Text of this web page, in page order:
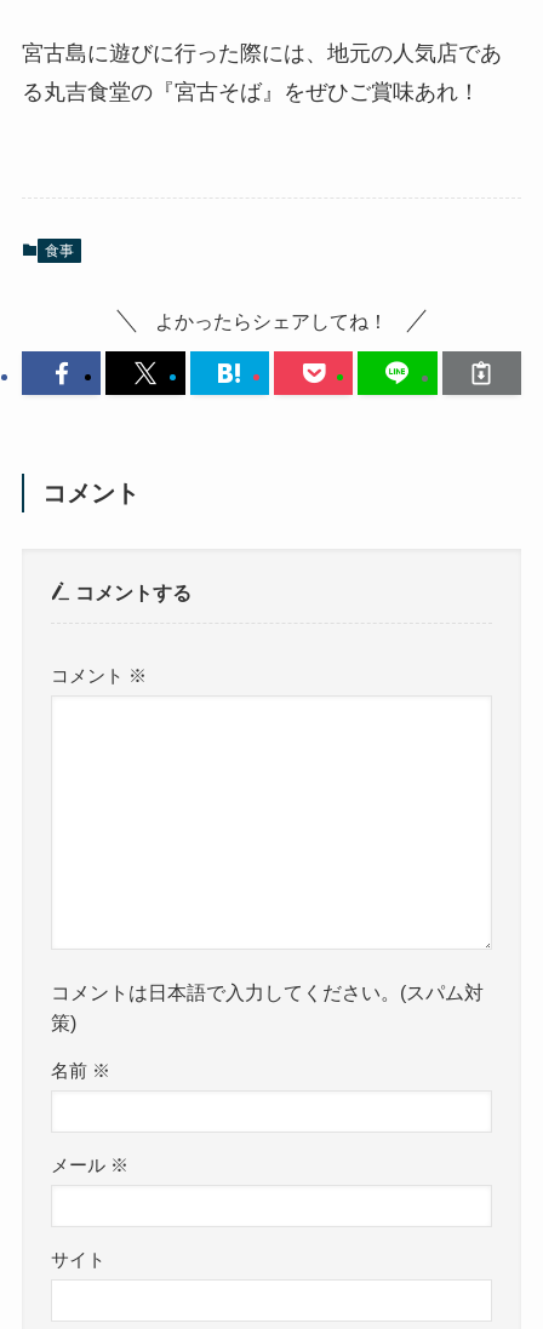
宮古島に遊びに行った際には、地元の人気店であ
る丸吉食堂の『宮古そば』をぜひご賞味あれ！
食事
よかったらシェアしてね！
コメント
コメントする
コメント ※
コメントは日本語で入力してください。(スパム対
策)
名前 ※
メール ※
サイト